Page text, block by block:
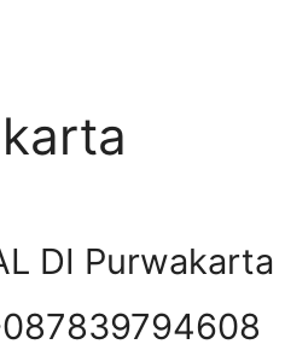
DI Purwakarta